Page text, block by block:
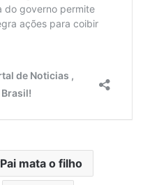
Pai mata o filho